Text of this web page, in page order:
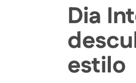
Dia
estilo